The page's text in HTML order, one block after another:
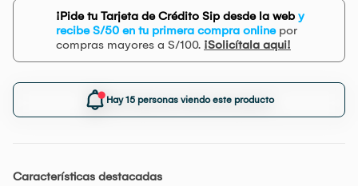
¡Pide tu Tarjeta de Crédito Sip desde la web y
recibe S/50 en tu primera compra onlinepor
compras mayores a S/100. ¡Solicítala aqui!
Hay 15 personas viendo este producto
Características destacadas